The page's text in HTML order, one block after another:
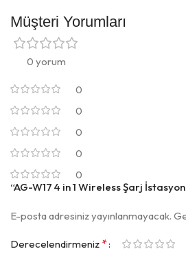
Müşteri Yorumları
0 yorum
0
0
0
0
0
“AG-W17 4 in 1 Wireless Şarj
E-posta adresiniz yayınlanmayacak.
Derecelendirmeniz *